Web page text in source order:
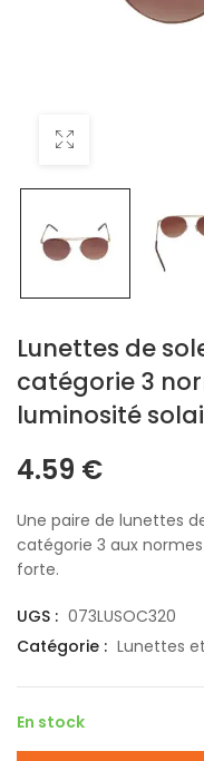
Lunettes de
catégorie 3
luminosité
4.59 €
Une paire de lunettes
catégorie 3 aux
forte.
UGS : 073LUSOC320
Catégorie : Lunettes
En stock